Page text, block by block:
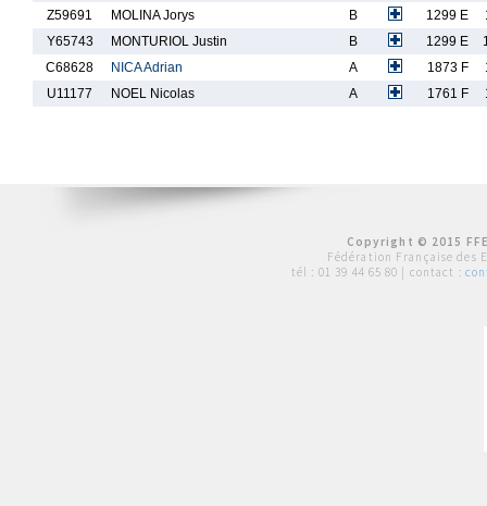
Z59691
MOLINA Jorys B 1299 E
Y65743
MONTURIOL Justin B 1299 E
C68628
NICA Adrian A 1873 F
U11177
NOEL Nicolas A 1761 F
Copyright © 2015
Fédération Française des
tél : 01 39 44 65 80 | contact :